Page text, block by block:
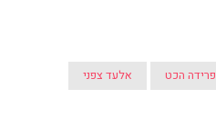
פרידה הכט
אלעד צפני